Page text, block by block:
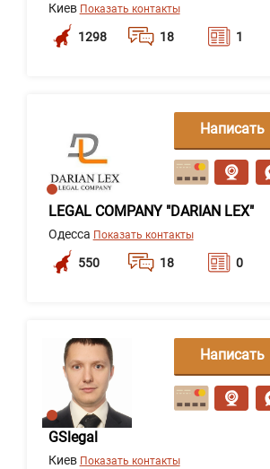
Киев Показать контакты
1298 18 1
LEGAL COMPANY "DARIAN LEX"
Одесса Показать контакты
550 18 0
Написать
сообщение
GSlegal
Киев Показать контакты
Написать
сообщение